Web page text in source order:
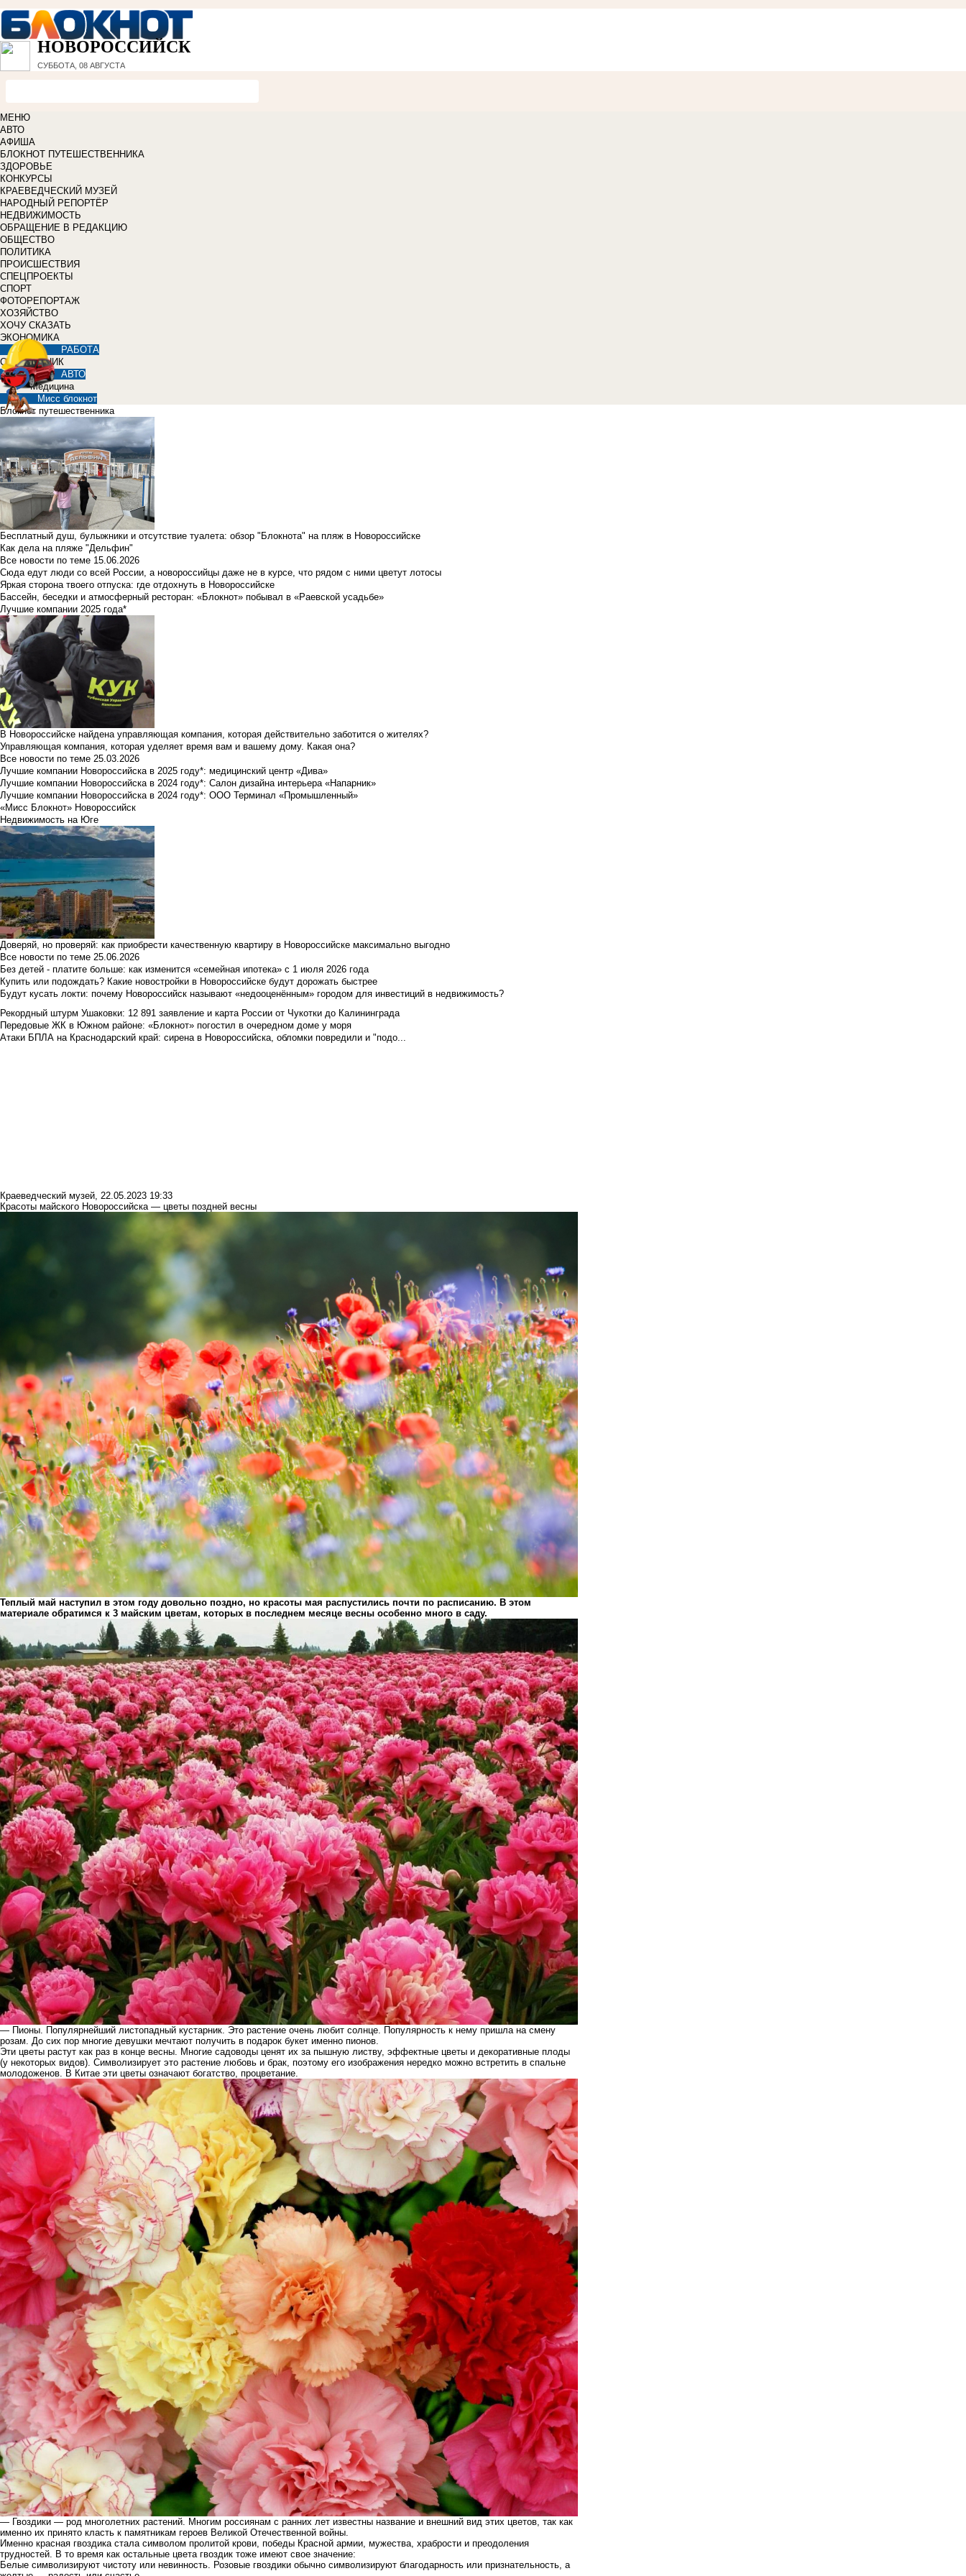
НОВОРОССИЙСК
СУББОТА, 08 АВГУСТА
МЕНЮ
АВТО
АФИША
БЛОКНОТ ПУТЕШЕСТВЕННИКА
ЗДОРОВЬЕ
КОНКУРСЫ
КРАЕВЕДЧЕСКИЙ МУЗЕЙ
НАРОДНЫЙ РЕПОРТЁР
НЕДВИЖИМОСТЬ
ОБРАЩЕНИЕ В РЕДАКЦИЮ
ОБЩЕСТВО
ПОЛИТИКА
ПРОИСШЕСТВИЯ
СПЕЦПРОЕКТЫ
СПОРТ
ФОТОРЕПОРТАЖ
ХОЗЯЙСТВО
ХОЧУ СКАЗАТЬ
ЭКОНОМИКА
РАБОТА
СПРАВОЧНИК
АВТО
Медицина
Мисс блокнот
Блокнот путешественника
Бесплатный душ, булыжники и отсутствие туалета: обзор "Блокнота" на пляж в Новороссийске
Как дела на пляже "Дельфин"
Все новости по теме 15.06.2026
Сюда едут люди со всей России, а новороссийцы даже не в курсе, что рядом с ними цветут лотосы
Яркая сторона твоего отпуска: где отдохнуть в Новороссийске
Бассейн, беседки и атмосферный ресторан: «Блокнот» побывал в «Раевской усадьбе»
Лучшие компании 2025 года*
В Новороссийске найдена управляющая компания, которая действительно заботится о жителях?
Управляющая компания, которая уделяет время вам и вашему дому. Какая она?
Все новости по теме 25.03.2026
Лучшие компании Новороссийска в 2025 году*: медицинский центр «Дива»
Лучшие компании Новороссийска в 2024 году*: Салон дизайна интерьера «Напарник»
Лучшие компании Новороссийска в 2024 году*: ООО Терминал «Промышленный»
«Мисс Блокнот» Новороссийск
Недвижимость на Юге
Доверяй, но проверяй: как приобрести качественную квартиру в Новороссийске максимально выгодно
Все новости по теме 25.06.2026
Без детей - платите больше: как изменится «семейная ипотека» с 1 июля 2026 года
Купить или подождать? Какие новостройки в Новороссийске будут дорожать быстрее
Будут кусать локти: почему Новороссийск называют «недооценённым» городом для инвестиций в недвижимость?
Рекордный штурм Ушаковки: 12 891 заявление и карта России от Чукотки до Калининграда
Передовые ЖК в Южном районе: «Блокнот» погостил в очередном доме у моря
Атаки БПЛА на Краснодарский край: сирена в Новороссийска, обломки повредили и "подо...
Краеведческий музей, 22.05.2023 19:33
Красоты майского Новороссийска — цветы поздней весны
Теплый май наступил в этом году довольно поздно, но красоты мая распустились почти по расписанию. В этом
материале обратимся к 3 майским цветам, которых в последнем месяце весны особенно много в саду.
— Пионы. Популярнейший листопадный кустарник. Это растение очень любит солнце. Популярность к нему пришла на смену
розам. До сих пор многие девушки мечтают получить в подарок букет именно пионов.
Эти цветы растут как раз в конце весны. Многие садоводы ценят их за пышную листву, эффектные цветы и декоративные плоды
(у некоторых видов). Символизирует это растение любовь и брак, поэтому его изображения нередко можно встретить в спальне
молодоженов. В Китае эти цветы означают богатство, процветание.
— Гвоздики — род многолетних растений. Многим россиянам с ранних лет известны название и внешний вид этих цветов, так как
именно их принято класть к памятникам героев Великой Отечественной войны.
Именно красная гвоздика стала символом пролитой крови, победы Красной армии, мужества, храбрости и преодоления
трудностей. В то время как остальные цвета гвоздик тоже имеют свое значение:
Белые символизируют чистоту или невинность. Розовые гвоздики обычно символизируют благодарность или признательность, а